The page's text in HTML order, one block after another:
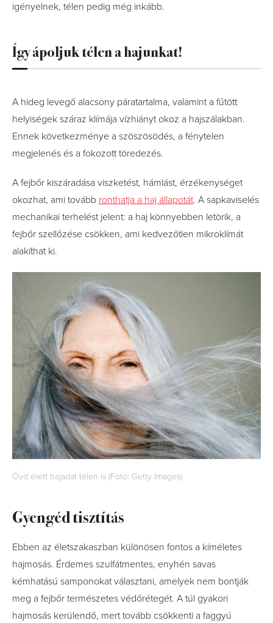
igényelnek, télen pedig még inkább.
Így ápoljuk télen a hajunkat!
A hideg levegő alacsony páratartalma, valamint a fűtött
helyiségek száraz klímája vízhiányt okoz a hajszálakban.
Ennek következménye a szöszösödés, a fénytelen
megjelenés és a fokozott töredezés.
A fejbőr kiszáradása viszketést, hámlást, érzékenységet
okozhat, ami tovább ronthatja a haj állapotát. A sapkaviselés
mechanikai terhelést jelent: a haj könnyebben letörik, a
fejbőr szellőzése csökken, ami kedvezőtlen mikroklímát
alakíthat ki.
Óvd érett hajadat télen is (Fotó: Getty Images)
Gyengéd tisztítás
Ebben az életszakaszban különösen fontos a kíméletes
hajmosás. Érdemes szulfátmentes, enyhén savas
kémhatású samponokat választani, amelyek nem bontják
meg a fejbőr természetes védőrétegét. A túl gyakori
hajmosás kerülendő, mert tovább csökkenti a faggyú